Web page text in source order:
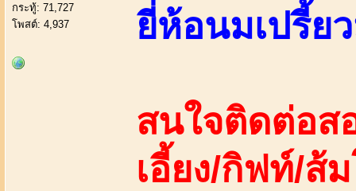
กระทู้: 71,727
โพสต์: 4,937
ยี่ห้อนมเปรี้ย
สนใจติดต่อส
เอี้ยง/กิฟท์/ส้